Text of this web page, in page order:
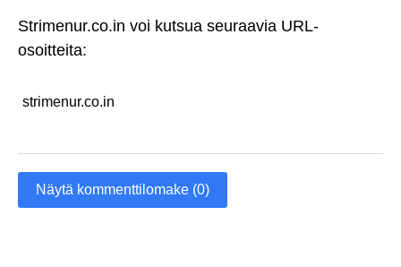
Strimenur.co.in voi kutsua seuraavia URL-
osoitteita:
strimenur.co.in
Näytä kommenttilomake (0)